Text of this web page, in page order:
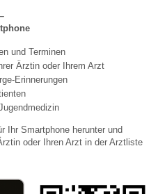
und Terminen
Ärztin oder Ihrem Arzt
Erinnerungen
Ihr Smartphone herunter und
oder Ihren Arzt in der Arztliste